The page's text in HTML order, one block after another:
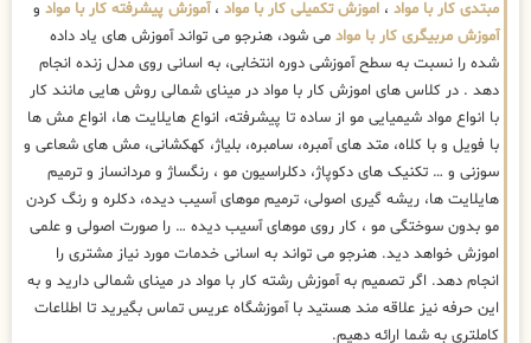
مبتدی کار با مواد ، اموزش تکمیلی کار با مواد ،آموزش پیشرفته کار با مواد و
آموزش مربیگری کار با مواد می شود، هنرجو می تواند آموزش های یاد داده
شده را نسبت به سطح آموزشی دوره انتخابی، به اسانی روی مدل زنده انجام
دهد . در کلاس های اموزش کار با مواد در مینای شمالی روش هایی مانند کار
با انواع مواد شیمیایی مو از ساده تا پیشرفته، انواع هایلایت ها، انواع مش ها
با فویل و با کلاه، متد های آمبره، سامبره، بلیاژ، کهکشانی، مش های شعاعی و
سوزنی و … تکنیک های دکوپاژ، دکلراسیون مو ، رنگساژ و مردانساز و ترمیم
هایلایت ها، ریشه گیری اصولی، ترمیم موهای آسیب دیده، دکلره و رنگ کردن
مو بدون سوختگی مو ، کار روی موهای آسیب دیده … را صورت اصولی و علمی
اموزش خواهد دید. هنرجو می تواند به اسانی خدمات مورد نیاز مشتری را
انجام دهد. اگر تصمیم به آموزش رشته کار با مواد در مینای شمالی دارید و به
این حرفه نیز علاقه مند هستید با آموزشگاه عریس تماس بگیرید تا اطلاعات
کاملتری به شما ارائه دهیم.